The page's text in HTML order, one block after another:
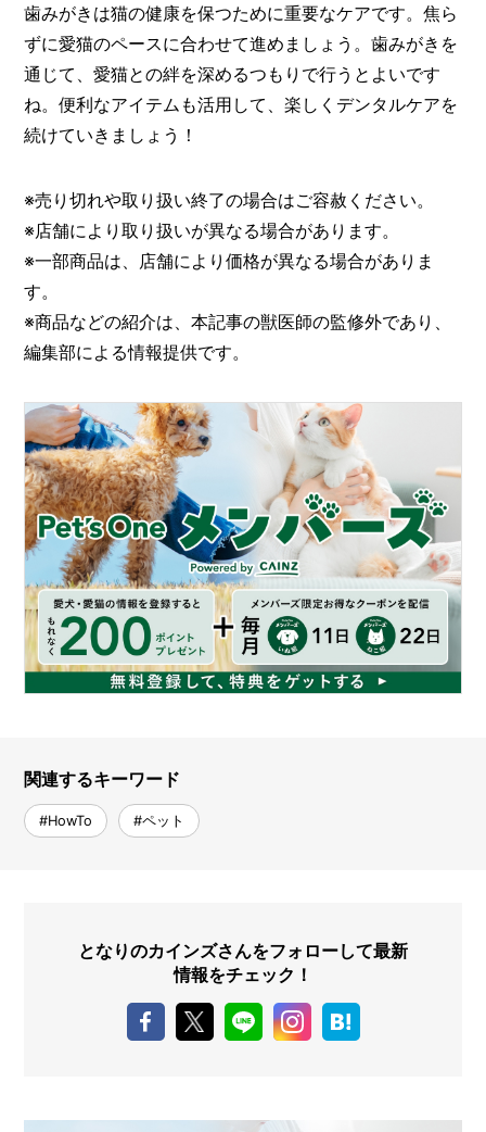
歯みがきは猫の健康を保つために重要なケアです。焦ら
ずに愛猫のペースに合わせて進めましょう。歯みがきを
通じて、愛猫との絆を深めるつもりで行うとよいです
ね。便利なアイテムも活用して、楽しくデンタルケアを
続けていきましょう！
※売り切れや取り扱い終了の場合はご容赦ください。
※店舗により取り扱いが異なる場合があります。
※一部商品は、店舗により価格が異なる場合がありま
す。
※商品などの紹介は、本記事の獣医師の監修外であり、
編集部による情報提供です。
関連するキーワード
#HowTo #ペット
となりのカインズさんをフォローして最新
情報をチェック！